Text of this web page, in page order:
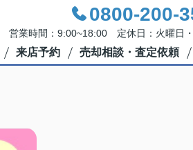
0800-200-
営業時間：9:00~18:00 定休日：火曜日
来店予約 売却相談・査定依頼